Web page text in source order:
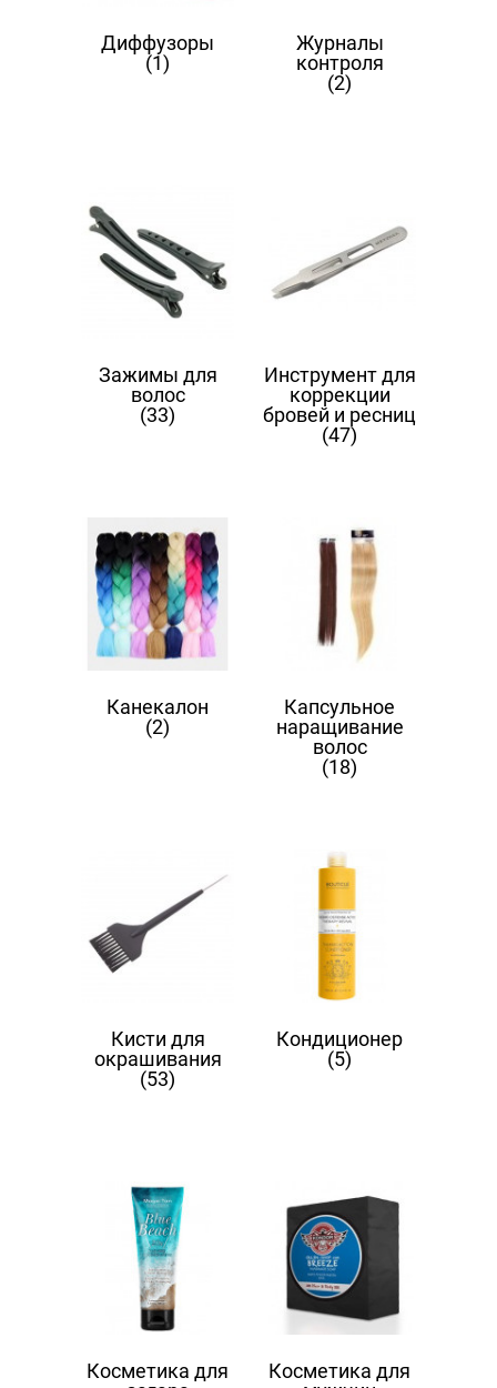
Диффузоры
(1)
Журналы
контроля
(2)
Зажимы для
волос
(33)
Инструмент для
коррекции
бровей и ресниц
(47)
Канекалон
(2)
Капсульное
наращивание
волос
(18)
Кисти для
окрашивания
(53)
Кондиционер
(5)
Косметика для
Косметика для